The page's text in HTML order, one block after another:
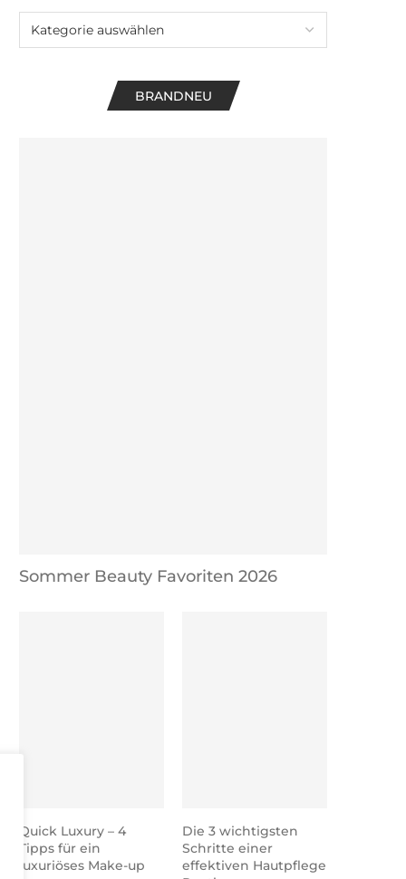
BRANDNEU
Sommer Beauty Favoriten 2026
Quick Luxury – 4
Tipps für ein
luxuriöses Make-up
Die 3 wichtigsten
Schritte einer
effektiven Hautpflege